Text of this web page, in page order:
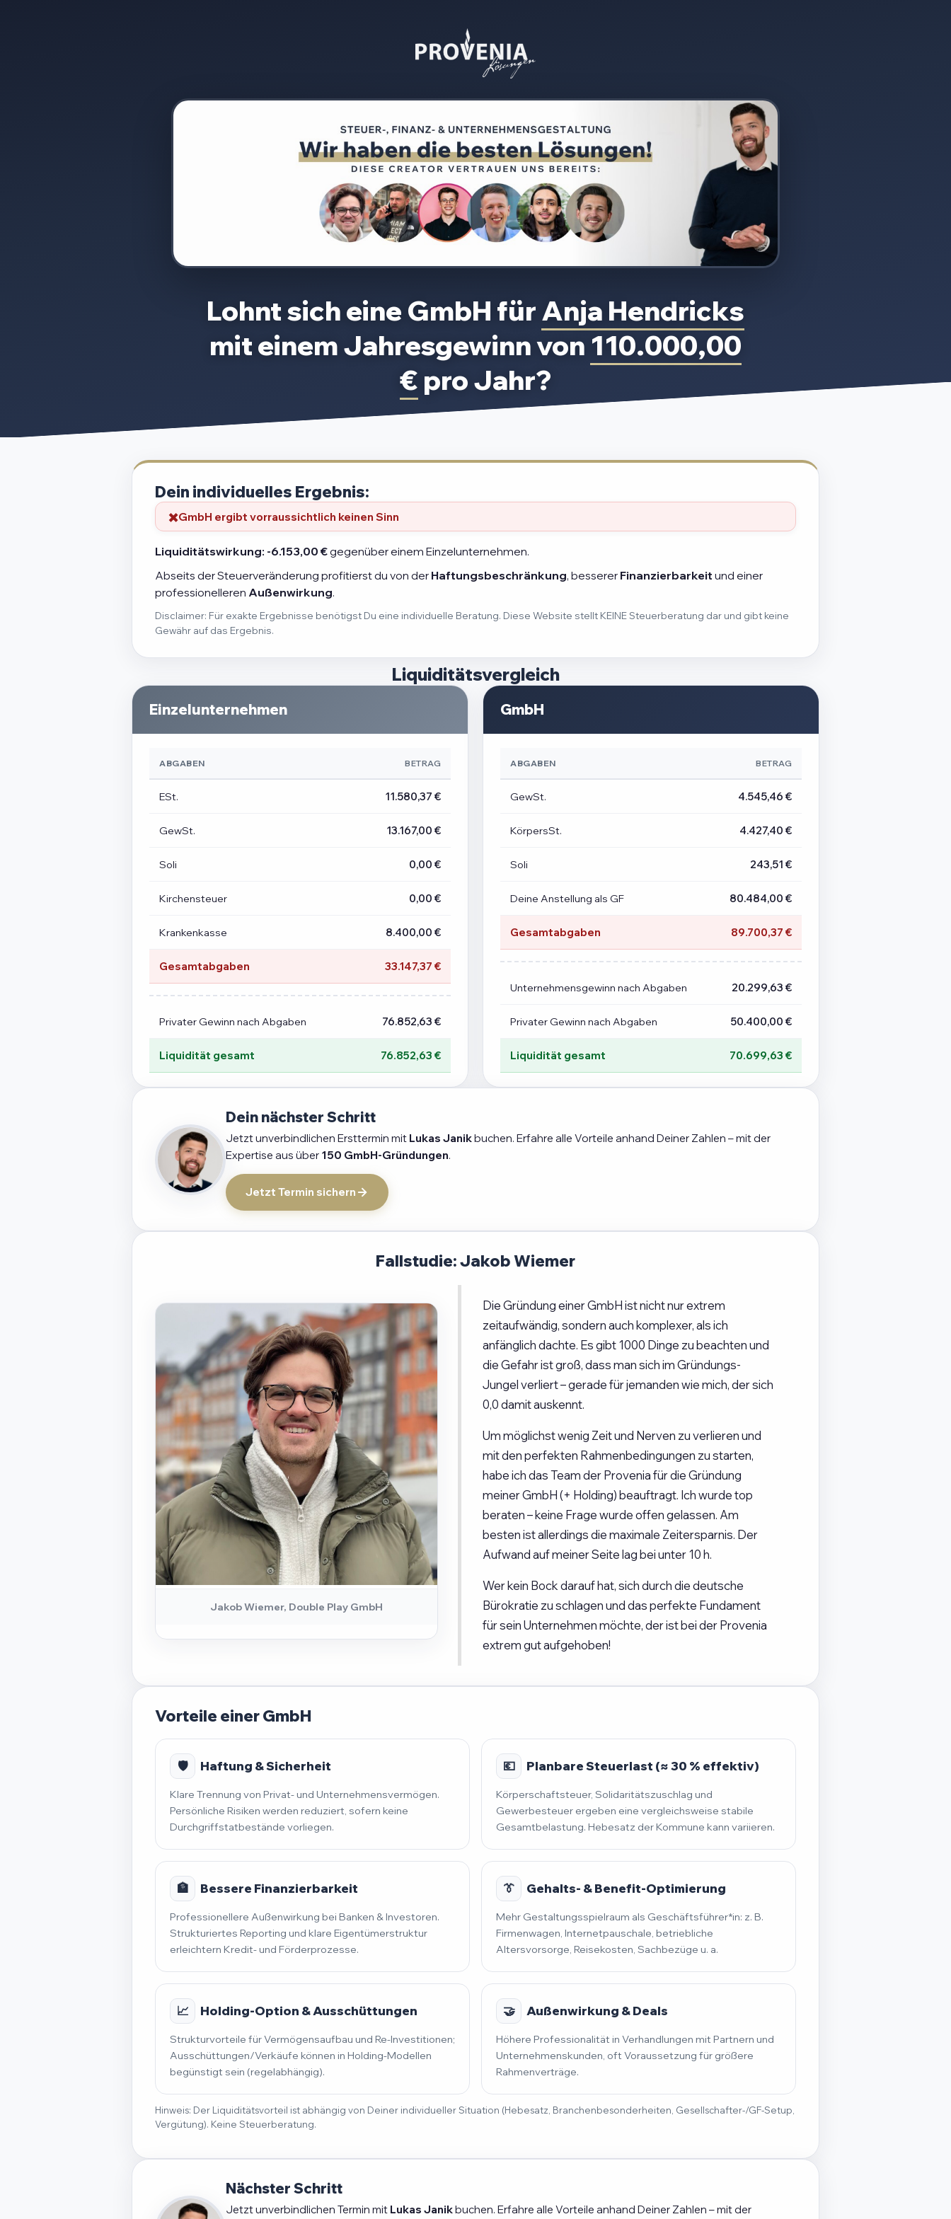
Lohnt sich eine GmbH fürAnja Hendricks
mit einem Jahresgewinn von 110.000,00
€ pro Jahr?
Dein individuelles Ergebnis:
GmbH ergibt vorraussichtlich keinen Sinn
Liquiditätswirkung: -6.153,00 €gegenüber einem Einzelunternehmen.
Abseits der Steuerveränderung profitierst du von der Haftungsbeschränkung, besserer Finanzierbarkeit und einer
professionelleren Außenwirkung.
Disclaimer: Für exakte Ergebnisse benötigst Du eine individuelle Beratung. Diese Website stellt KEINE Steuerberatung dar und gibt keine
Gewähr auf das Ergebnis.
Liquiditätsvergleich
Einzelunternehmen
ABGABEN BETRAG
ESt. 11.580,37 €
GewSt. 13.167,00 €
Soli 0,00 €
Kirchensteuer 0,00 €
Krankenkasse 8.400,00 €
Gesamtabgaben 33.147,37 €
Privater Gewinn nach Abgaben 76.852,63 €
Liquidität gesamt 76.852,63 €
GmbH
ABGABEN BETRAG
GewSt. 4.545,46 €
KörpersSt. 4.427,40 €
Soli 243,51 €
Deine Anstellung als GF 80.484,00 €
Gesamtabgaben 89.700,37 €
Unternehmensgewinn nach Abgaben 20.299,63 €
Privater Gewinn nach Abgaben 50.400,00 €
Liquidität gesamt 70.699,63 €
Dein nächster Schritt
Jetzt unverbindlichen Ersttermin mit Lukas Janikbuchen. Erfahre alle Vorteile anhand Deiner Zahlen – mit der
Expertise aus über 150 GmbH-Gründungen.
Jetzt Termin sichern
Fallstudie: Jakob Wiemer
Jakob Wiemer, Double Play GmbH
Die Gründung einer GmbH ist nicht nur extrem
zeitaufwändig, sondern auch komplexer, als ich
anfänglich dachte. Es gibt 1000 Dinge zu beachten und
die Gefahr ist groß, dass man sich im Gründungs-
Jungel verliert – gerade für jemanden wie mich, der sich
0,0 damit auskennt.
Um möglichst wenig Zeit und Nerven zu verlieren und
mit den perfekten Rahmenbedingungen zu starten,
habe ich das Team der Provenia für die Gründung
meiner GmbH (+ Holding) beauftragt. Ich wurde top
beraten – keine Frage wurde offen gelassen. Am
besten ist allerdings die maximale Zeitersparnis. Der
Aufwand auf meiner Seite lag bei unter 10 h.
Wer kein Bock darauf hat, sich durch die deutsche
Bürokratie zu schlagen und das perfekte Fundament
für sein Unternehmen möchte, der ist bei der Provenia
extrem gut aufgehoben!
Vorteile einer GmbH
🛡️ Haftung & Sicherheit
Klare Trennung von Privat- und Unternehmensvermögen.
Persönliche Risiken werden reduziert, sofern keine
Durchgriffstatbestände vorliegen.
💶 Planbare Steuerlast (≈ 30 % effektiv)
Körperschaftsteuer, Solidaritätszuschlag und
Gewerbesteuer ergeben eine vergleichsweise stabile
Gesamtbelastung. Hebesatz der Kommune kann variieren.
🏦 Bessere Finanzierbarkeit
Professionellere Außenwirkung bei Banken & Investoren.
Strukturiertes Reporting und klare Eigentümerstruktur
erleichtern Kredit- und Förderprozesse.
👔 Gehalts- & Benefit-Optimierung
Mehr Gestaltungsspielraum als Geschäftsführer*in: z. B.
Firmenwagen, Internetpauschale, betriebliche
Altersvorsorge, Reisekosten, Sachbezüge u. a.
📈 Holding-Option & Ausschüttungen
Strukturvorteile für Vermögensaufbau und Re-Investitionen;
Ausschüttungen/Verkäufe können in Holding-Modellen
begünstigt sein (regelabhängig).
🤝 Außenwirkung & Deals
Höhere Professionalität in Verhandlungen mit Partnern und
Unternehmenskunden, oft Voraussetzung für größere
Rahmenverträge.
Hinweis: Der Liquiditätsvorteil ist abhängig von Deiner individueller Situation (Hebesatz, Branchenbesonderheiten, Gesellschafter-/GF-Setup,
Vergütung). Keine Steuerberatung.
Nächster Schritt
Jetzt unverbindlichen Termin mit Lukas Janikbuchen. Erfahre alle Vorteile anhand Deiner Zahlen – mit der